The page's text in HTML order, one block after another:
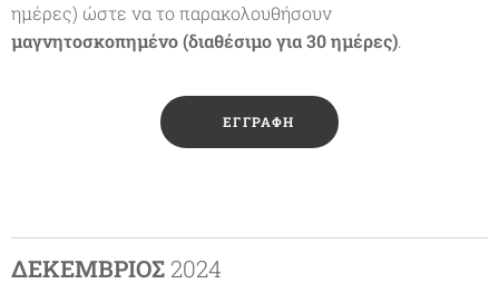
ημέρες) ώστε να το παρακολουθήσουν
μαγνητοσκοπημένο (διαθέσιμο για 30 ημέρες).
🔺ΕΓΓΡΑΦΗ
ΔΕΚΕΜΒΡΙΟΣ 2024